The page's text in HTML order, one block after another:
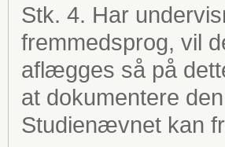
Stk. 4. Har
fremmedsprog, vil
aflægges så på
at dokumentere
Studienævnet kan